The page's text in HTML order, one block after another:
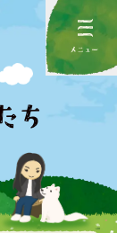
メニュー
ち